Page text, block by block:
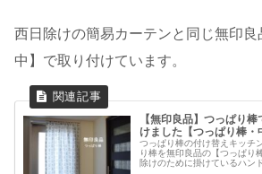
西日除けの簡易カーテンと同じ無印良
中】で取り付けています。
【無印良品】つっぱり
けました【つっぱり棒・
つっぱり棒の付け替えキッチ
り棒を無印良品の【つっぱり
除けのために掛けているハン